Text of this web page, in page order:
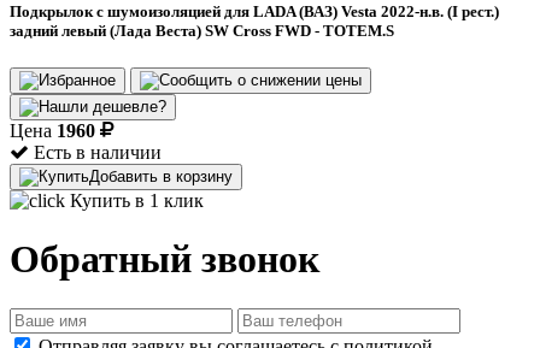
Подкрылок с шумоизоляцией для LADA (ВАЗ) Vesta 2022-н.в. (I рест.)
задний левый (Лада Веста) SW Cross FWD - TOTEM.S
Цена 1960
Есть в наличии
Добавить в корзину
Купить в 1 клик
Обратный звонок